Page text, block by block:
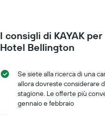
asse
Y
a
prezzo
medio
una
mano
che
avvicina
alla
data
del
soggiorno
I consigli di KAYAK
Hotel Bellington
Se siete alla ricerca di una
allora dovreste considerare
stagione. Le offerte più
gennaio e febbraio